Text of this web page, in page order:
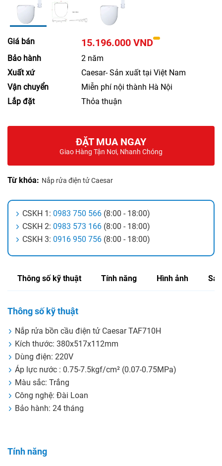
Giá bán 15.196.000 VND
Bảo hành
2 năm
Xuất xứ
Caesar- Sản xuất tại Việt Nam
Vận chuyển
Miễn phí nội thành Hà Nội
Lắp đặt
Thỏa thuận
ĐẶT MUA NGAY
Giao Hàng Tận Nơi, Nhanh Chóng
Từ khóa: Nắp rửa điện tử Caesar
CSKH 1: 0983 750 566 (8:00 - 18:00)
CSKH 2: 0983 573 166 (8:00 - 18:00)
CSKH 3: 0916 950 756 (8:00 - 18:00)
Thông số kỹ thuật Tính năng Hình ảnh
Thông số kỹ thuật
Nắp rửa bồn cầu điện tử Caesar TAF710H
Kích thước: 380x517x112mm
Dùng điện: 220V
Áp lực nước : 0.75-7.5kgf/cm² (0.07-0.75MPa)
Màu sắc: Trắng
Công nghệ: Đài Loan
Bảo hành: 24 tháng
Tính năng